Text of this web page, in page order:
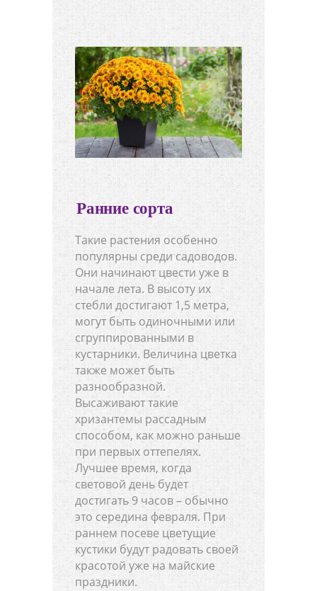
Ранние сорта
Такие растения особенно
популярны среди садоводов.
Они начинают цвести уже в
начале лета. В высоту их
стебли достигают 1,5 метра,
могут быть одиночными или
сгруппированными в
кустарники. Величина цветка
также может быть
разнообразной.
Высаживают такие
хризантемы рассадным
способом, как можно раньше
при первых оттепелях.
Лучшее время, когда
световой день будет
достигать 9 часов – обычно
это середина февраля. При
раннем посеве цветущие
кустики будут радовать своей
красотой уже на майские
праздники.